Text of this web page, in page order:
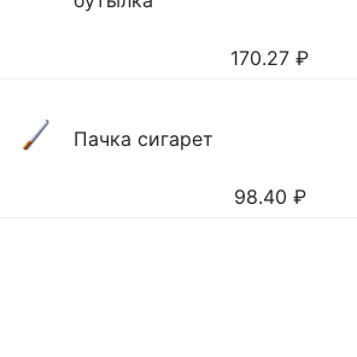
170.27 ₽
Пачка сигарет
98.40 ₽